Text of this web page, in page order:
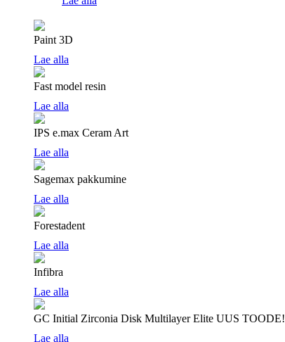
Paint 3D
Lae alla
Fast model resin
Lae alla
IPS e.max Ceram Art
Lae alla
Sagemax pakkumine
Lae alla
Forestadent
Lae alla
Infibra
Lae alla
GC Initial Zirconia Disk Multilayer Elite UUS TOODE!
Lae alla